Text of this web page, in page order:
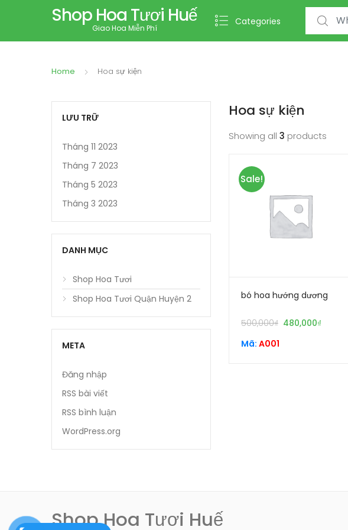
Shop Hoa Tươi Huế
Giao Hoa Miễn Phí
Categories
Search for:
Home Hoa sự kiện
Hoa sự kiện
Showing all 3 products
Sale!
bó hoa hướng dương
500,000₫ 480,000₫
Mã: A001
LƯU TRỮ
Tháng 11 2023
Tháng 7 2023
Tháng 5 2023
Tháng 3 2023
DANH MỤC
Shop Hoa Tươi
Shop Hoa Tươi Quận Huyện 2
META
Đăng nhập
RSS bài viết
RSS bình luận
WordPress.org
Shop Hoa Tươi Huế